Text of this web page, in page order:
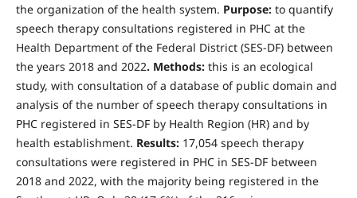
the organization of the health system. Purpose:to quantify
speech therapy consultations registered in PHC at the
Health Department of the Federal District (SES-DF) between
the years 2018 and 2022. Methods:this is an ecological
study, with consultation of a database of public domain and
analysis of the number of speech therapy consultations in
PHC registered in SES-DF by Health Region (HR) and by
health establishment. Results:17,054 speech therapy
consultations were registered in PHC in SES-DF between
2018 and 2022, with the majority being registered in the